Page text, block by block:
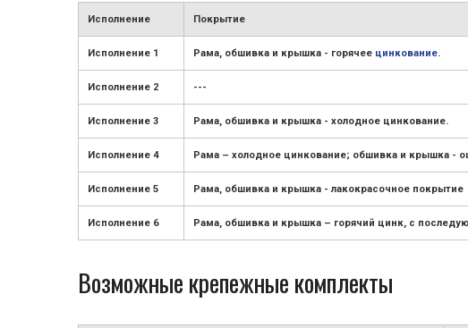
Исполнение Покрытие
Исполнение 1 Рама, обшивка и крышка - горячее цинкование.
Исполнение 2 ---
Исполнение 3 Рама, обшивка и крышка - холодное цинкование.
Исполнение 4 Рама – холодное цинкование; обшивка и крышка -
Исполнение 5 Рама, обшивка и крышка - лакокрасочное покрытие
Исполнение 6 Рама, обшивка и крышка – горячий цинк, с
Возможные крепежные комплекты